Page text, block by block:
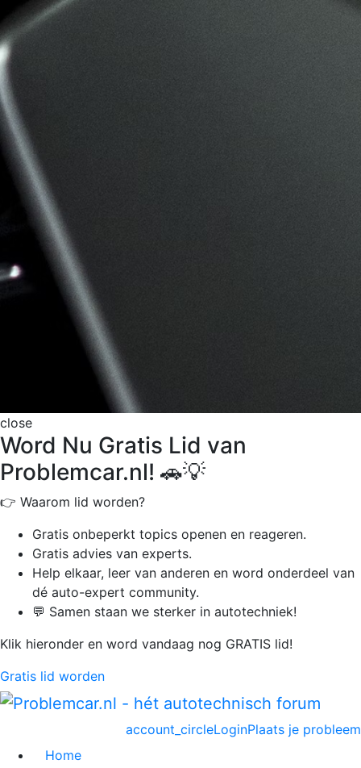
close
Word Nu Gratis Lid van
Problemcar.nl! 🚗💡
👉 Waarom lid worden?
Gratis onbeperkt topics openen en reageren.
Gratis advies van experts.
Help elkaar, leer van anderen en word onderdeel van
dé auto-expert community.
💬 Samen staan we sterker in autotechniek!
Klik hieronder en word vandaag nog GRATIS lid!
Gratis lid worden
Plaats je probleem
account_circleLogin
Home